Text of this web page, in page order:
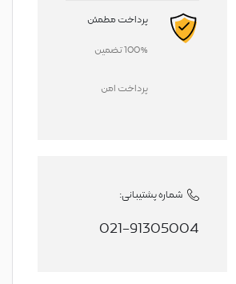
پرداخت مطمئن
100% تضمین
پرداخت امن
شماره پشتیبانی:
021-91305004